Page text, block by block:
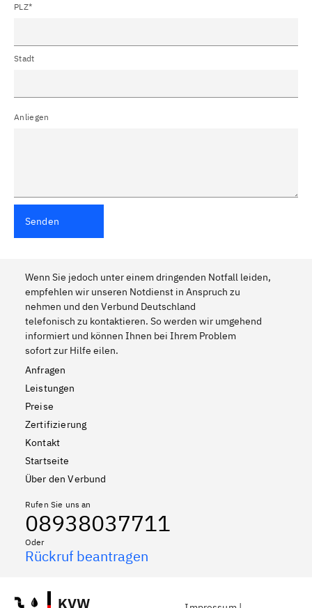
PLZ*
Stadt
Anliegen
Senden
Wenn Sie jedoch unter einem dringenden Notfall leiden,
empfehlen wir unseren Notdienst in Anspruch zu
nehmen und den Verbund Deutschland
telefonisch zu kontaktieren. So werden wir umgehend
informiert und können Ihnen bei Ihrem Problem
sofort zur Hilfe eilen.
Anfragen
Leistungen
Preise
Zertifizierung
Kontakt
Startseite
Über den Verbund
Rufen Sie uns an
08938037711
Oder
Rückruf beantragen
KVW